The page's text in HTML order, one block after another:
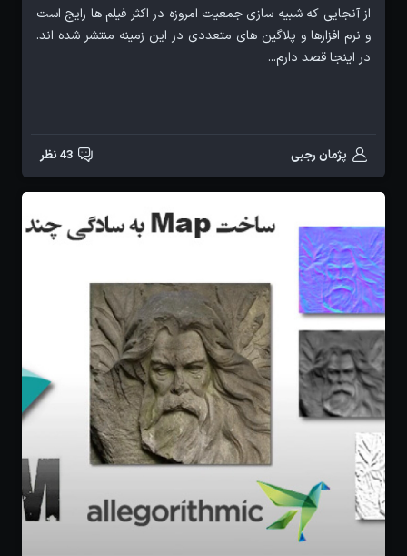
از آنجایی که شبیه سازی جمعیت امروزه در اکثر فیلم ها رایج است
و نرم افزارها و پلاگین های متعددی در این زمینه منتشر شده اند.
در اینجا قصد دارم...
پژمان رجبی 43 نظر